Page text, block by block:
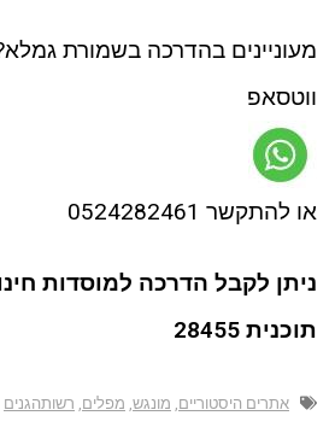
מעוניינים בהדרכה בשמורת
ווטסאפ
או להתקשר 0524282461
ניתן לקבל הדרכה למוסדות
תוכנית 28455
אתרים היסטוריים מונגש מפלים רשותהגנים